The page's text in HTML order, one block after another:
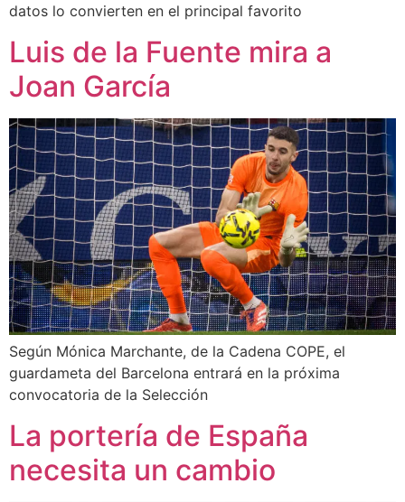
datos lo convierten en el principal favorito
Luis de la Fuente mira a
Joan García
Según Mónica Marchante, de la Cadena COPE, el
guardameta del Barcelona entrará en la próxima
convocatoria de la Selección
La portería de España
necesita un cambio